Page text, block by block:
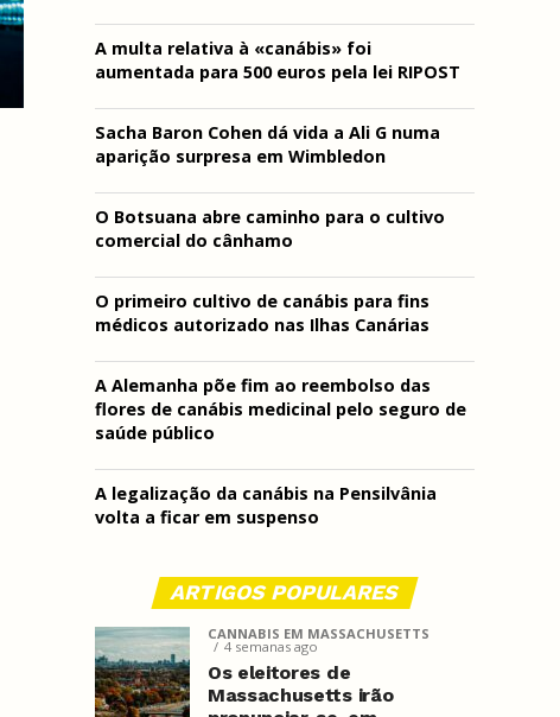
A multa relativa à «canábis» foi
aumentada para 500 euros pela lei RIPOST
Sacha Baron Cohen dá vida a Ali G numa
aparição surpresa em Wimbledon
O Botsuana abre caminho para o cultivo
comercial do cânhamo
O primeiro cultivo de canábis para fins
médicos autorizado nas Ilhas Canárias
A Alemanha põe fim ao reembolso das
flores de canábis medicinal pelo seguro de
saúde público
A legalização da canábis na Pensilvânia
volta a ficar em suspenso
ARTIGOS POPULARES
CANNABIS EM MASSACHUSETTS
4 semanas ago
Os eleitores de
Massachusetts irão